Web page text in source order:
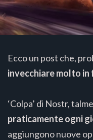
Ecco un post che,
invecchiare molto
‘Colpa’ di Nostr,
praticamente ogni
aggiungono nuove